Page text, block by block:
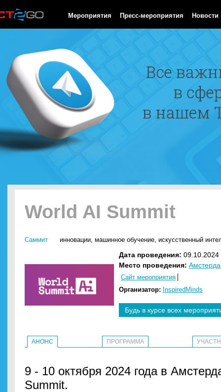
Мероприятия Пресс-мероприятия Новости
World AI Summit
Саммит инновации, машинное обучение, искусственный
Дата проведения:
Место проведения:
Сайт мероприятия
Организатор: InspiredMinds
Будь в курсе всех
АНОНС ПРОГРАММА
9 - 10 октября 2024 года в
Summit.